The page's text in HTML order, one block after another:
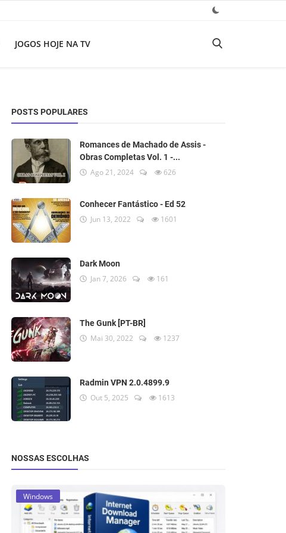
JOGOS HOJE NA TV
POSTS POPULARES
Romances de Machado de Assis -
Obras Completas Vol. 1 -...
Ago 21, 2024 626
Conhecer Fantástico - Ed 52
Jun 13, 2022 1601
Dark Moon
Jan 7, 2026 161
The Gunk [PT-BR]
Mai 30, 2022 1237
Radmin VPN 2.0.4899.9
Out 5, 2025 1613
NOSSAS ESCOLHAS
Windows